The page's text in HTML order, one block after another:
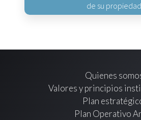
de su propiedad
Quienes
Valores y principios
Plan
Plan Operativo